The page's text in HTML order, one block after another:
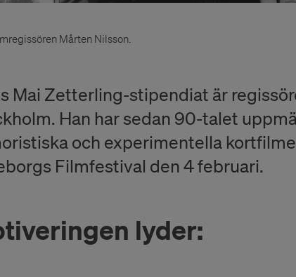
Mårten Nilsson.
Mai Zetterling-stipendiat är
Han har sedan 90-talet
och experimentella
Filmfestival den 4 februari.
lyder: